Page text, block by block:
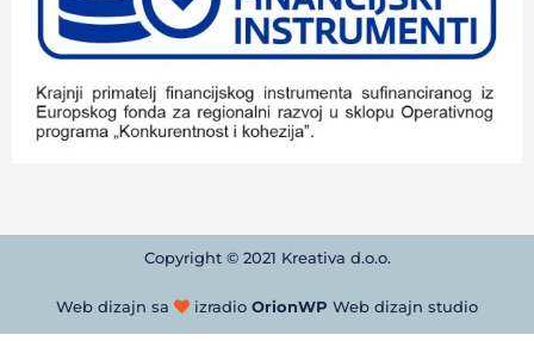
Copyright © 2021 Kreativa d.o.o.
Web dizajn sa izradio OrionWP Web dizajn studio